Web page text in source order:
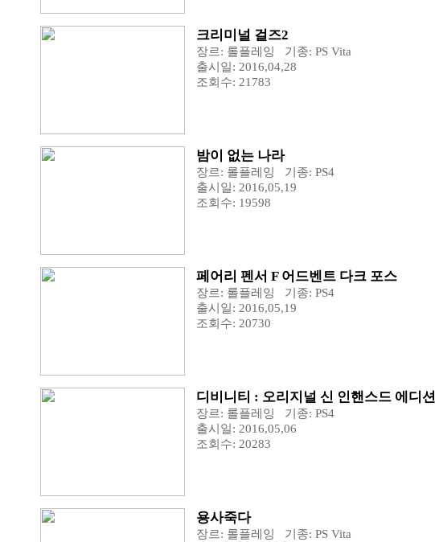
크리미널 걸즈2
장르: 롤플레잉 기종: PS Vita
출시일: 2016,04,28
조회수: 21783
밤이 없는 나라
장르: 롤플레잉 기종: PS4
출시일: 2016,05,19
조회수: 19598
페어리 펜서 F 어드벤트 다크 포스
장르: 롤플레잉 기종: PS4
출시일: 2016,05,19
조회수: 20730
디비니티 : 오리지널 신 인핸스드 에디션
장르: 롤플레잉 기종: PS4
출시일: 2016,05,06
조회수: 20283
용사죽다
장르: 롤플레잉 기종: PS Vita